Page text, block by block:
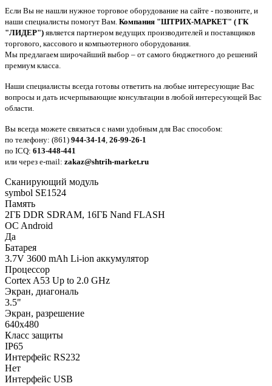
Если Вы не нашли нужное торговое оборудование на сайте - позвоните, и
наши специалисты помогут Вам. Компания "ШТРИХ-МАРКЕТ" ( ГК
"ЛИДЕР") является партнером ведущих производителей и поставщиков
торгового, кассового и компьютерного оборудования.
Мы предлагаем широчайший выбор – от самого бюджетного до решений
премиум класса.
Наши специалисты всегда готовы ответить на любые интересующие Вас
вопросы и дать исчерпывающие консультации в любой интересующей Вас
области.
Вы всегда можете связаться с нами удобным для Вас способом:
по телефону: (861) 944-34-14 26-99-26-1
по ICQ: 613-448-441
или через e-mail: zakaz@shtrih-market.ru
Сканирующий модуль
symbol SE1524
Память
2ГБ DDR SDRAM, 16ГБ Nand FLASH
ОC Android
Да
Батарея
3.7V 3600 mAh Li-ion аккумулятор
Процессор
Cortex A53 Up to 2.0 GHz
Экран, диагональ
3.5"
Экран, разрешение
640x480
Класс защиты
IP65
Интерфейс RS232
Нет
Интерфейс USB